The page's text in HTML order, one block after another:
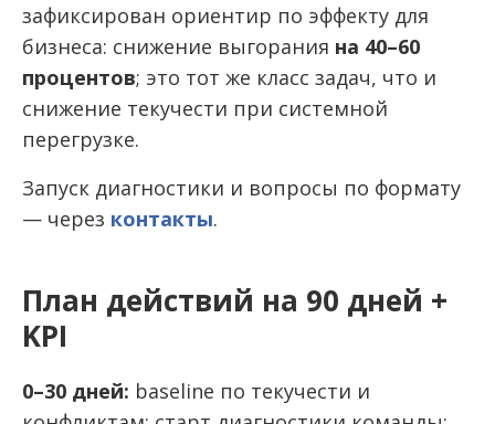
зафиксирован ориентир по эффекту для
бизнеса: снижение выгорания на 40–60
процентов; это тот же класс задач, что и
снижение текучести при системной
перегрузке.
Запуск диагностики и вопросы по формату
— через контакты.
План действий на 90 дней +
KPI
0–30 дней: baseline по текучести и